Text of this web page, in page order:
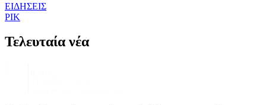
ΕΙΔΗΣΕΙΣ
ΡΙΚ
Τελευταία νέα